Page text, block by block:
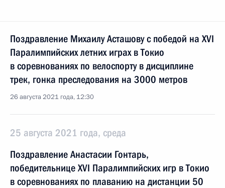
Поздравление Михаилу Асташову с победой на XVI
Паралимпийских летних играх в Токио
в соревнованиях по велоспорту в дисциплине
трек, гонка преследования на 3000 метров
26 августа 2021 года, 12:30
25 августа 2021 года, среда
Поздравление Анастасии Гонтарь,
победительнице XVI Паралимпийских игр в Токио
в соревнованиях по плаванию на дистанции 50